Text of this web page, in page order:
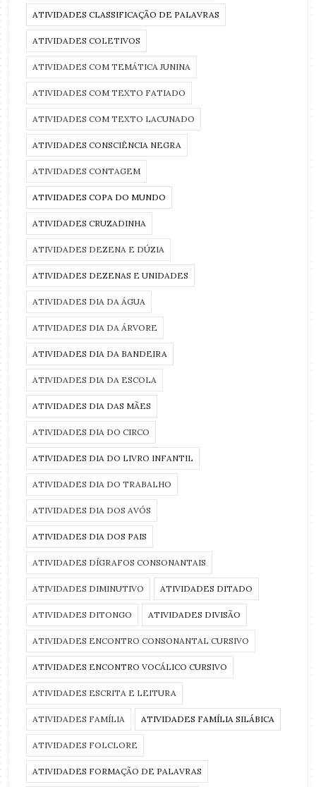
ATIVIDADES CLASSIFICAÇÃO DE PALAVRAS
ATIVIDADES COLETIVOS
ATIVIDADES COM TEMÁTICA JUNINA
ATIVIDADES COM TEXTO FATIADO
ATIVIDADES COM TEXTO LACUNADO
ATIVIDADES CONSCIÊNCIA NEGRA
ATIVIDADES CONTAGEM
ATIVIDADES COPA DO MUNDO
ATIVIDADES CRUZADINHA
ATIVIDADES DEZENA E DÚZIA
ATIVIDADES DEZENAS E UNIDADES
ATIVIDADES DIA DA ÁGUA
ATIVIDADES DIA DA ÁRVORE
ATIVIDADES DIA DA BANDEIRA
ATIVIDADES DIA DA ESCOLA
ATIVIDADES DIA DAS MÃES
ATIVIDADES DIA DO CIRCO
ATIVIDADES DIA DO LIVRO INFANTIL
ATIVIDADES DIA DO TRABALHO
ATIVIDADES DIA DOS AVÓS
ATIVIDADES DIA DOS PAIS
ATIVIDADES DÍGRAFOS CONSONANTAIS
ATIVIDADES DIMINUTIVO ATIVIDADES DITADO
ATIVIDADES DITONGO ATIVIDADES DIVISÃO
ATIVIDADES ENCONTRO CONSONANTAL CURSIVO
ATIVIDADES ENCONTRO VOCÁLICO CURSIVO
ATIVIDADES ESCRITA E LEITURA
ATIVIDADES FAMÍLIA ATIVIDADES FAMÍLIA SILÁBICA
ATIVIDADES FOLCLORE
ATIVIDADES FORMAÇÃO DE PALAVRAS